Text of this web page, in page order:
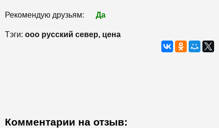
Рекомендую друзьям: Да
Тэги: ооо русский север, цена
Комментарии на отзыв: